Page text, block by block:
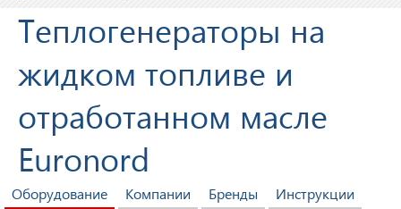
Теплогенераторы на
жидком топливе и
отработанном масле
Euronord
Оборудование Компании Бренды
Инструкции